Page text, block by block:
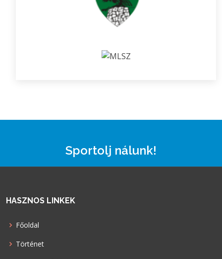
Sportolj nálunk!
HASZNOS LINKEK
Főoldal
Történet